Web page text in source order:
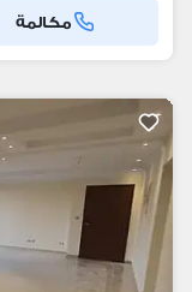
مكالمة